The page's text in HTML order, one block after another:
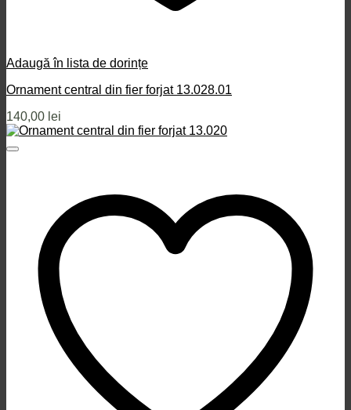
Adaugă în lista de dorințe
Ornament central din fier forjat 13.028.01
140,00 lei